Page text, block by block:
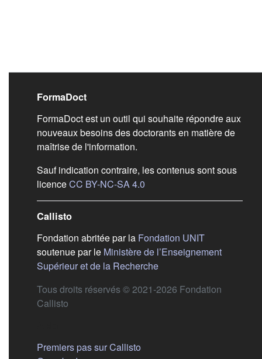
Liens de bas de
FormaDoct
FormaDoct est un outil qui souhaite répondre aux
nouveaux besoins des doctorants en matière de
maîtrise de l'information.
Sauf indication contraire, les contenus sont sous
licenceCC BY-NC-SA 4.0
Callisto
Fondation abritée par la Fondation UNIT(s'ouvre
soutenue par le Ministère de l’Enseignement
Supérieur et de la Recherche(s'ouvre dans un nouvel
Tous droits réservés © 2021-2026 Fondation
Callisto
Premiers pas sur Callisto